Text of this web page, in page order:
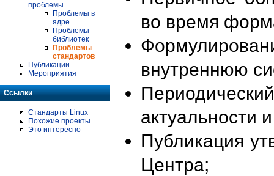
проблемы
Проблемы в
ядре
Проблемы
библиотек
Проблемы
стандартов
Публикации
Мероприятия
Ссылки
Стандарты Linux
Похожие проекты
Это интересно
во время
внутреннюю
актуальности
Публикация
Центра;